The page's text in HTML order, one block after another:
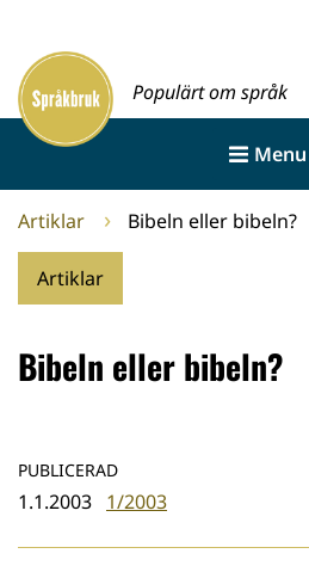
innehållet
Framsida
Populärt om språk
Menu
Artiklar Bibeln eller bibeln?
Artiklar
Bibeln eller bibeln?
PUBLICERAD
1.1.2003 1/2003